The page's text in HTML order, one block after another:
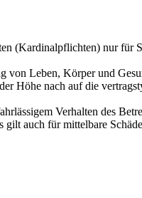
(Kardinalpflichten) nur für
von Leben, Körper und
Höhe nach auf die
Verhalten des
auch für mittelbare